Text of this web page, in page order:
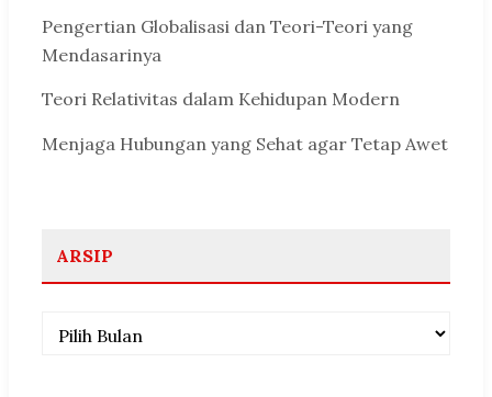
Pengertian Globalisasi dan Teori-Teori yang
Mendasarinya
Teori Relativitas dalam Kehidupan Modern
Menjaga Hubungan yang Sehat agar Tetap Awet
ARSIP
Arsip